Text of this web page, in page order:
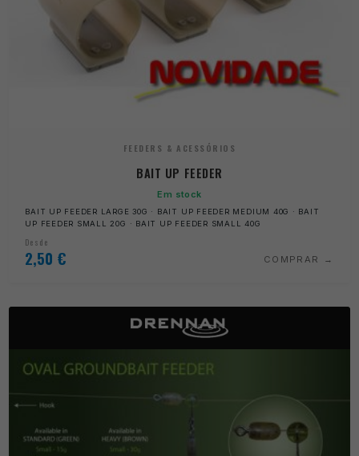
FEEDERS & ACESSÓRIOS
BAIT UP FEEDER
Em stock
BAIT UP FEEDER LARGE 30G · BAIT UP FEEDER MEDIUM 40G · BAIT
UP FEEDER SMALL 20G · BAIT UP FEEDER SMALL 40G
Desde
2,50 € COMPRAR